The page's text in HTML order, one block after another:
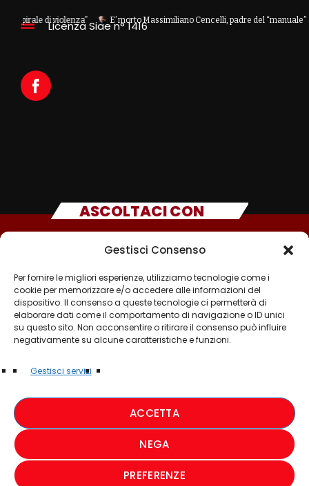
Gestisci Consenso
Per fornire le migliori esperienze, utilizziamo tecnologie come i
cookie per memorizzare e/o accedere alle informazioni del
dispositivo. Il consenso a queste tecnologie ci permetterà di
elaborare dati come il comportamento di navigazione o ID unici
su questo sito. Non acconsentire o ritirare il consenso può influire
negativamente su alcune caratteristiche e funzioni.
Gestisci servizi
ACCETTA
NEGA
PREFERENZE
di violenza” E’ morto Massimiliano Cencelli, padre del “manuale”
Licenza Siae n° 1416
ASCOLTACI CON
PRIVACY POLICY
COOKIE POLICY